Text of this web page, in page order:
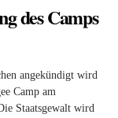
des Camps
angekündigt wird
Camp am
Staatsgewalt wird